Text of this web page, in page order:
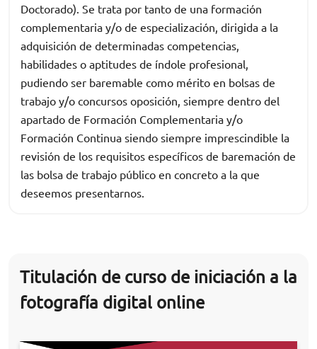
Doctorado). Se trata por tanto de una formación
complementaria y/o de especialización, dirigida a la
adquisición de determinadas competencias,
habilidades o aptitudes de índole profesional,
pudiendo ser baremable como mérito en bolsas de
trabajo y/o concursos oposición, siempre dentro del
apartado de Formación Complementaria y/o
Formación Continua siendo siempre imprescindible la
revisión de los requisitos específicos de baremación de
las bolsa de trabajo público en concreto a la que
deseemos presentarnos.
Titulación de curso de iniciación a la
fotografía digital online